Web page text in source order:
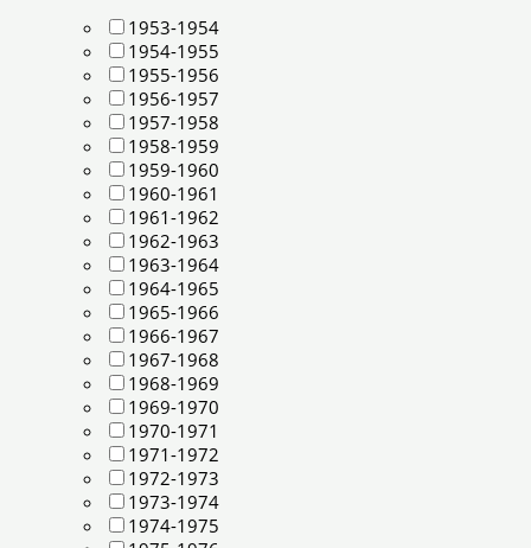
1953-1954
1954-1955
1955-1956
1956-1957
1957-1958
1958-1959
1959-1960
1960-1961
1961-1962
1962-1963
1963-1964
1964-1965
1965-1966
1966-1967
1967-1968
1968-1969
1969-1970
1970-1971
1971-1972
1972-1973
1973-1974
1974-1975